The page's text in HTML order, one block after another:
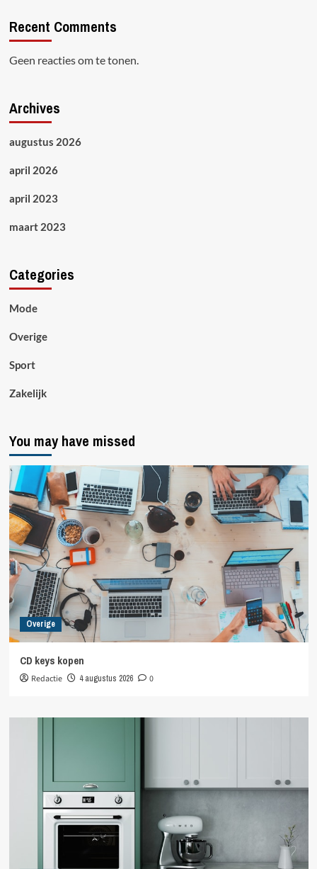
Recent Comments
Geen reacties om te tonen.
Archives
augustus 2026
april 2026
april 2023
maart 2023
Categories
Mode
Overige
Sport
Zakelijk
You may have missed
Overige
CD keys kopen
Redactie 4 augustus 2026 0